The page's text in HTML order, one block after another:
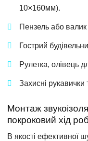
10×160мм).
Пензель або
Гострий
Рулетка, олівець
Захисні рукавички
Монтаж
покроковий хід
В якості ефективної